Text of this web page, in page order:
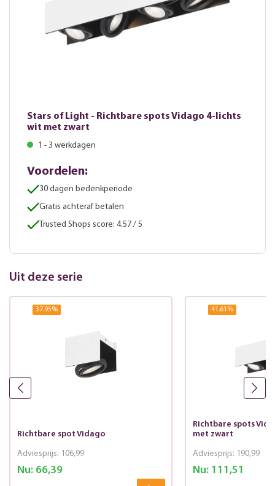
Stars of Light - Richtbare spots Vidago 4-lichts
wit met zwart
1 - 3 werkdagen
Voordelen:
30 dagen bedenkperiode
Gratis achteraf betalen
Trusted Shops score: 4.57 / 5
Uit deze serie
37.95%
Richtbare spot Vidago
Nu:66,39
Adviesprijs: 106,99
41.61 %
Richtbare spots
met zwart
Nu:111,51
Adviesprijs: 190,99